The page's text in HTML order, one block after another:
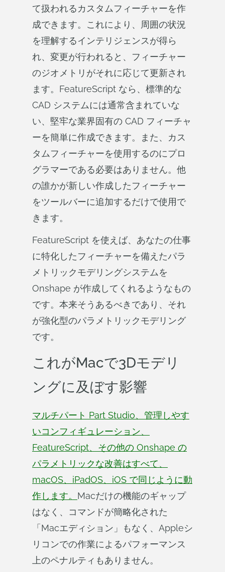
て扱われるカスタムフィーチャーを作
成できます。これにより、周囲の状況
を理解するインテリジェンスが得ら
れ、変更が行われると、フィーチャー
のジオメトリがそれに応じて更新され
ます。FeatureScript なら、標準的な
CAD システムには通常含まれていな
い、堅牢な業界固有の CAD フィーチャ
ーを簡単に作成できます。また、カス
タムフィーチャーを使用するのにプロ
グラマーである必要はありません。他
の誰かが新しい作成したフィーチャー
をツールバーに追加するだけで使用で
きます。
FeatureScript を使えば、あなたの仕事
に特化したフィーチャーを備えたパラ
メトリックモデリングシステムを
Onshape が作成してくれるようなもの
です。本来そうあるべきであり、それ
が強化型のパラメトリックモデリング
です。
これがMacで3Dモデリ
ングに及ぼす影響
マルチパート Part Studio、管理しやす
いコンフィギュレーション、
FeatureScript、その他の Onshape の
パラメトリックな改善はすべて、
macOS、iPadOS、iOS で同じように動
作します。 Macだけの機能のギャップ
はなく、コマンドが簡略化された
「Macエディション」もなく、Appleシ
リコンでの作業によるパフォーマンス
上のペナルティもありません。